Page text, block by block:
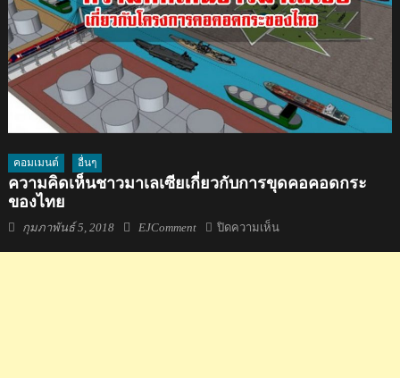
คอมเมนต์ อื่นๆ
ความคิดเห็นชาวมาเลเซียเกี่ยวกับการขุดคอคอดกระ
ของไทย
Posted
กุมภาพันธ์ 5, 2018 Author
EJComment ปิดความเห็นบน